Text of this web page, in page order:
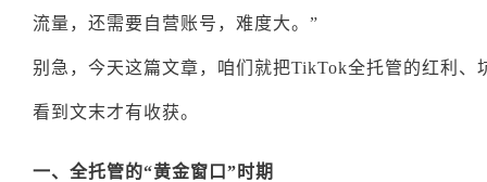
流量，还需要自营账号，难度大。”
别急，今天这篇文章，咱们就把TikTok全托管的红利、
看到文末才有收获。
一、全托管的“黄金窗口”时期